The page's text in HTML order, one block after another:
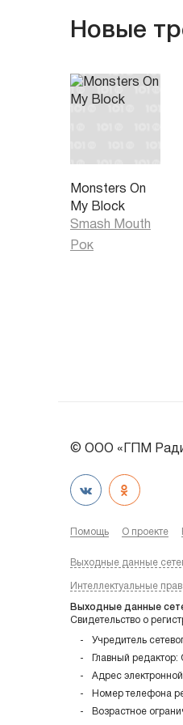
Новые
Monsters On
My Block
Smash Mouth
Рок
© ООО «ГПМ
Помощь О проекте
Выходные данные
Интеллектуальные
Выходные данные
Свидетельство о
Учредитель
Главный
Адрес
Номер телефона
Возрастное